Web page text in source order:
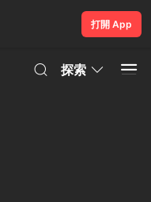
打開 App
探索